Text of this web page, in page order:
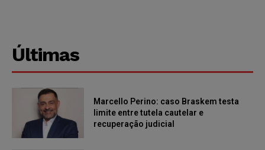
Últimas
Marcello Perino: caso Braskem testa
limite entre tutela cautelar e
recuperação judicial